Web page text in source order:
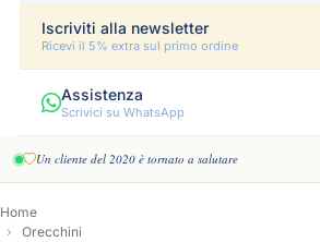
Iscriviti alla newsletter
Ricevi il 5% extra sul primo ordine
Assistenza
Scrivici su WhatsApp
Un cliente del 2020 è tornato a salutare
Home
Orecchini